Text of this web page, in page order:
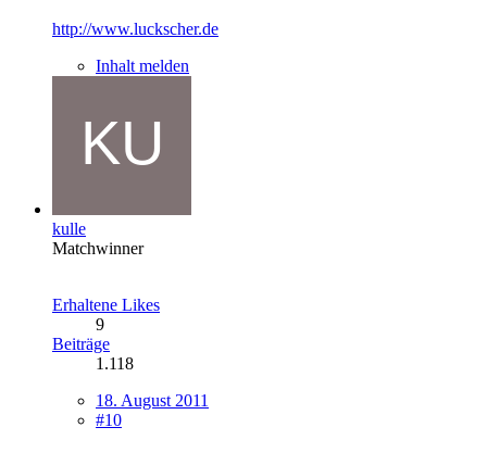
http://www.luckscher.de
Inhalt melden
kulle
Matchwinner
Erhaltene Likes
9
Beiträge
1.118
18. August 2011
#10